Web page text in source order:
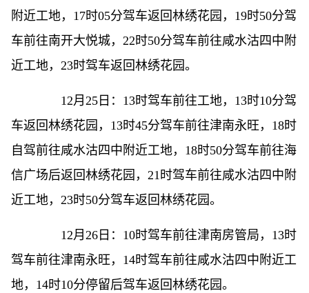
附近工地，17时05分驾车返回林绣花园，19时50分驾
车前往南开大悦城，22时50分驾车前往咸水沽四中附
近工地，23时驾车返回林绣花园。
12月25日：13时驾车前往工地，13时10分驾
车返回林绣花园，13时45分驾车前往津南永旺，18时
自驾前往咸水沽四中附近工地，18时50分驾车前往海
信广场后返回林绣花园，21时驾车前往咸水沽四中附
近工地，23时50分驾车返回林绣花园。
12月26日：10时驾车前往津南房管局，13时
驾车前往津南永旺，14时驾车前往咸水沽四中附近工
地，14时10分停留后驾车返回林绣花园。